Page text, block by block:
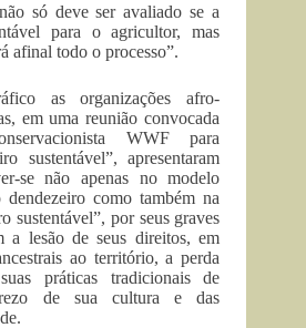
só deve ser avaliado se a
para o agricultor, mas
afinal todo o processo”.
as organizações afro-
em uma reunião convocada
WWF para
sustentável”, apresentaram
se não apenas no modelo
como também na
sustentável”, por seus graves
a lesão de seus direitos, em
ao território, a perda
práticas tradicionais de
de sua cultura e das